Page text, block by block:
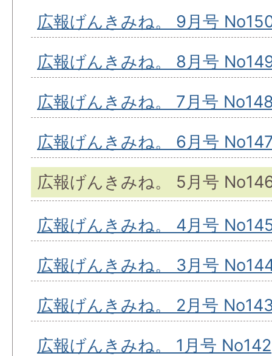
広報げんきみね。 9月号
広報げんきみね。 8月号
広報げんきみね。 7月号
広報げんきみね。 6月号
広報げんきみね。 5月号
広報げんきみね。 4月号
広報げんきみね。 3月号
広報げんきみね。 2月号
広報げんきみね。 1月号 No142